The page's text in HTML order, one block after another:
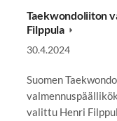
Taekwondoliiton
Filppula
30.4.2024
Suomen
valittu Henri